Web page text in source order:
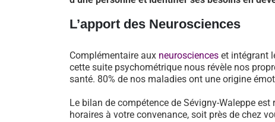
L’apport des Neurosciences
Complémentaire aux neurosciences et intégrant
cette suite psychométrique nous révèle nos
santé. 80% de nos maladies ont une origine
Le bilan de compétence de Sévigny-Waleppe est
horaires à votre convenance, soit près de chez